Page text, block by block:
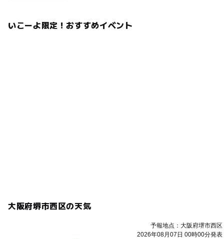
いこーよ限定！おすすめイベント
大阪府堺市西区の天気
予報地点：大阪府堺市西区
2026年08月07日 00時00分発表